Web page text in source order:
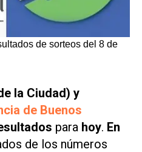
de sorteos del 8 de
la Ciudad) y
de Buenos
para hoy. En
de los números